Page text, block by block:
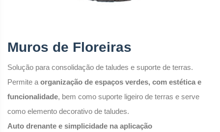
Muros de Floreiras
Solução para consolidação de taludes e suporte de terras.
Permite a organização de espaços verdes, com estética e
funcionalidade, bem como suporte ligeiro de terras e serve
como elemento decorativo de taludes.
Auto drenante e simplicidade na aplicação